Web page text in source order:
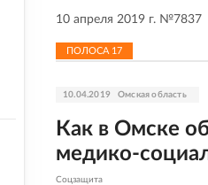
10 апреля 2019 г. №7837
ПОЛОСА 17
10.04.2019 Омская область
Как в Омске
медико-
Соцзащита